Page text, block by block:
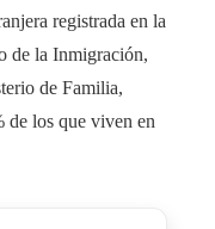
registrada en la
de la Inmigración,
de Familia,
de los que viven en